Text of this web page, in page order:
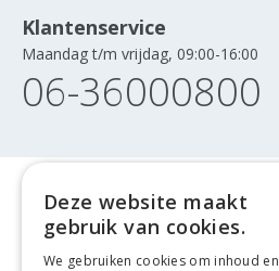
Klantenservice
Maandag t/m vrijdag, 09:00-16:00
06-36000800
Deze website maakt
gebruik van cookies.
We gebruiken cookies om inhoud en